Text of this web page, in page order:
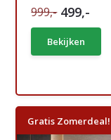
999,- 499,-
Bekijken
Gratis Zomerdeal!